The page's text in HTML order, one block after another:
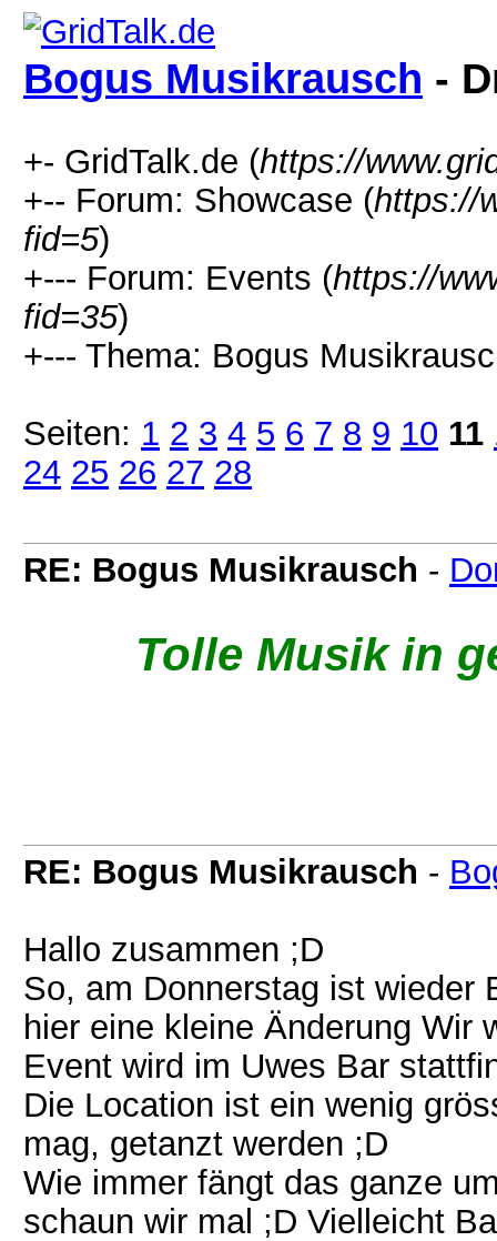
Bogus Musikrausch -
+- GridTalk.de (https://
+-- Forum: Showcase (https://
fid=5)
+--- Forum: Events (https://
fid=35)
+--- Thema: Bogus
Seiten: 1 2 3 4 5 6 7 8 9 10 11
24 25 26 27 28
RE: Bogus Musikrausch -
Tolle Musik in
RE: Bogus Musikrausch -
Hallo zusammen ;D
So, am Donnerstag ist wieder
hier eine kleine Änderung Wir
Event wird im Uwes Bar
Die Location ist ein wenig
mag, getanzt werden ;D
Wie immer fängt das ganze
schaun wir mal ;D Vielleicht